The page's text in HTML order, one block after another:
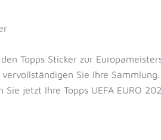
Topps Sticker zur
Sie Ihre
jetzt Ihre Topps UEFA EURO